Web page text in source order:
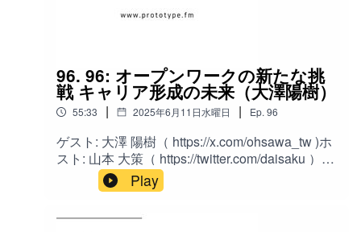
Web3、コミュニティチャプター:05:19 WAVEE
酬の仕組み19:03 マッチング報酬の永続性とその
影響19:41 Give to Earnの概念とその拡張21:40
報酬の階層構造とその仕組み22:34 ネットワーク
性とその利点29:57 人材NFTの価値と取引の仕組
み33:45 Web3とNFTの意義34:16 流動性の拡大
とその影響35:15 マッチング報酬とドーパミン報
酬38:27 ブロックチェーンの重要性40:16 人材
96. 96: オープンワークの新たな挑
戦 キャリア形成の未来（大澤陽樹）
55:33 | 2025年6月11日水曜日 | Ep. 96
ゲスト: 大澤 陽樹（ https://x.com/ohsawa_tw )ホ
スト: 山本 大策（ https://twitter.com/daisaku ）概
要:転職・就職のための情報プラットフォーム
「OpenWork」を運営する大澤陽樹さんをゲスト
Play